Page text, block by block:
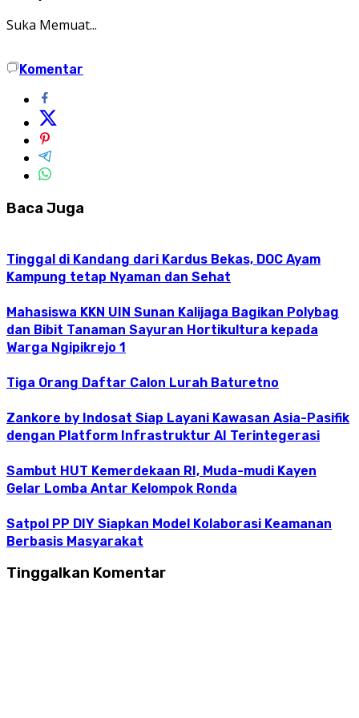
Suka Memuat...
Komentar
Baca Juga
Tinggal di Kandang dari Kardus Bekas, DOC Ayam
Kampung tetap Nyaman dan Sehat
Mahasiswa KKN UIN Sunan Kalijaga Bagikan Polybag
dan Bibit Tanaman Sayuran Hortikultura kepada
Warga Ngipikrejo 1
Tiga Orang Daftar Calon Lurah Baturetno
Zankore by Indosat Siap Layani Kawasan Asia-Pasifik
dengan Platform Infrastruktur AI Terintegerasi
Sambut HUT Kemerdekaan RI, Muda-mudi Kayen
Gelar Lomba Antar Kelompok Ronda
Satpol PP DIY Siapkan Model Kolaborasi Keamanan
Berbasis Masyarakat
Tinggalkan Komentar